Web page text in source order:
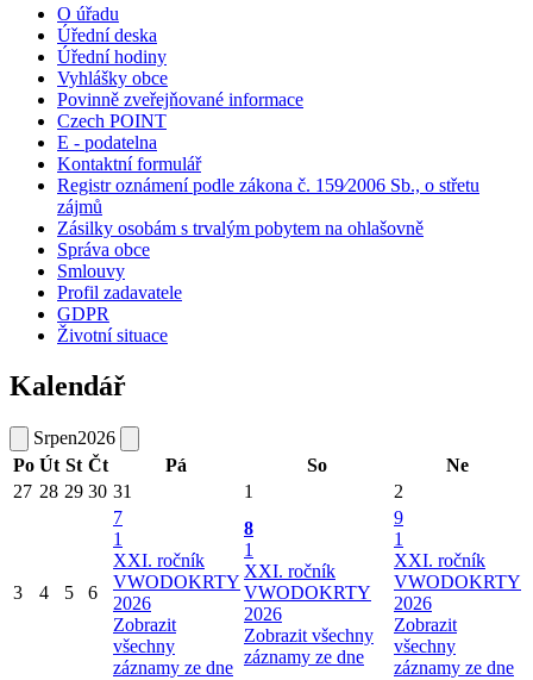
O úřadu
Úřední deska
Úřední hodiny
Vyhlášky obce
Povinně zveřejňované informace
Czech POINT
E - podatelna
Kontaktní formulář
Registr oznámení podle zákona č. 159⁄2006 Sb., o střetu
zájmů
Zásilky osobám s trvalým pobytem na ohlašovně
Správa obce
Smlouvy
Profil zadavatele
GDPR
Životní situace
Kalendář
Srpen2026
Po Út St Čt Pá So
Ne
27 28 29 30 31 1 2
3 4 5 6
7
1
XXI. ročník
VWODOKRTY
2026
Zobrazit
všechny
záznamy ze dne
8
1
XXI. ročník
VWODOKRTY
2026
Zobrazit všechny
záznamy ze dne
9
1
XXI. ročník
VWODOKRTY
2026
Zobrazit
všechny
záznamy ze dne